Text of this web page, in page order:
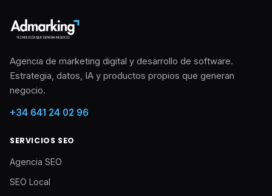
Agencia de marketing digital y desarrollo de software.
Estrategia, datos, IA y productos propios que generan
negocio.
+34 641 24 02 96
SERVICIOS SEO
Agencia SEO
SEO Local